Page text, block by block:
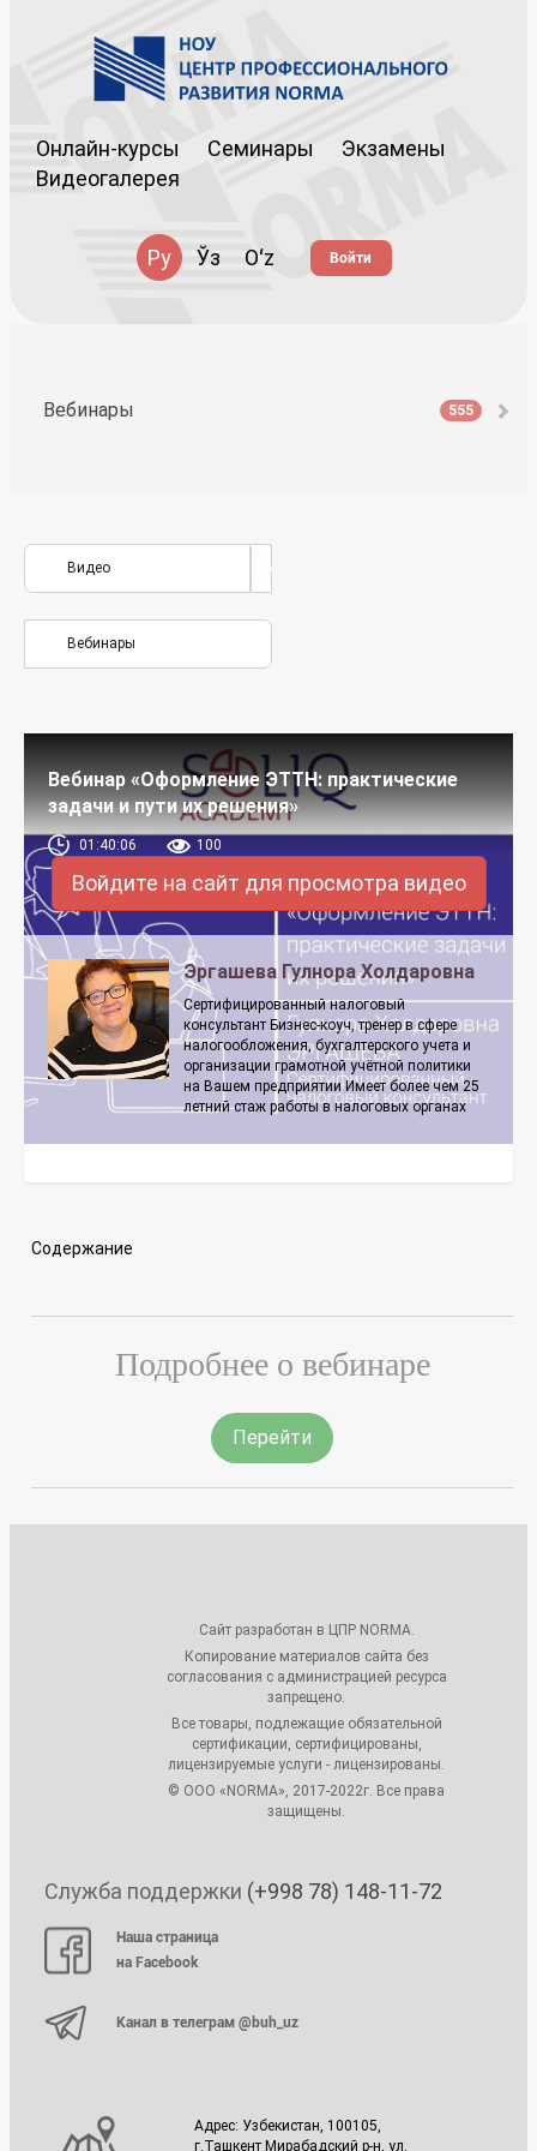
Онлайн-курсы Семинары
Экзамены
Видеогалерея
Ру Ўз Oʻz Войти
Вебинары 555
Видео
Вебинары
Вебинар «Оформление ЭТТН: практические
задачи и пути их решения»
01:40:06 100
Войдите на сайт для просмотра видео
Эргашева Гулнора Холдаровна
Сертифицированный налоговый
консультант Бизнес-коуч, тренер в сфере
налогообложения, бухгалтерского учета и
организации грамотной учётной политики
на Вашем предприятии Имеет более чем 25
летний стаж работы в налоговых органах
Содержание
Подробнее о вебинаре
Перейти
Сайт разработан в ЦПР NORMA.
Копирование материалов сайта без
согласования с администрацией ресурса
запрещено.
Все товары, подлежащие обязательной
сертификации, сертифицированы,
лицензируемые услуги - лицензированы.
© ООО «NORMA», 2017-2022г. Все права
защищены.
Служба поддержки (+998 78) 148-11-72
Наша страница
на Facebook
Канал в телеграм @buh_uz
Адрес: Узбекистан, 100105,
г.Ташкент Мирабадский р-н, ул.